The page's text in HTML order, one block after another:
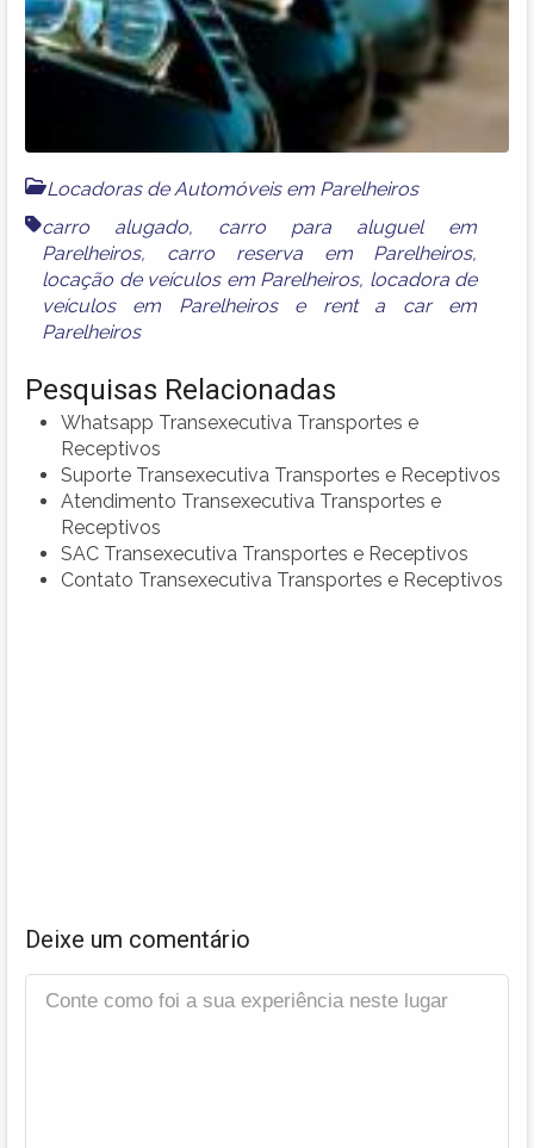
Locadoras de Automóveis em Parelheiros
carro alugado, carro para aluguel em
Parelheiros, carro reserva em Parelheiros,
locação de veículos em Parelheiros, locadora de
veículos em Parelheirose rent a car em
Parelheiros
Pesquisas Relacionadas
Whatsapp Transexecutiva Transportes e
Receptivos
Suporte Transexecutiva Transportes e Receptivos
Atendimento Transexecutiva Transportes e
Receptivos
SAC Transexecutiva Transportes e Receptivos
Contato Transexecutiva Transportes e Receptivos
Deixe um comentário